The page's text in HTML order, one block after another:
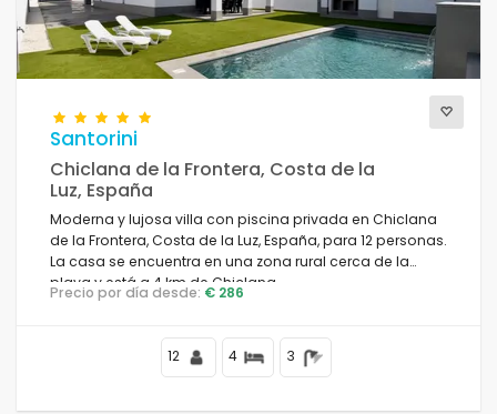
Santorini
Chiclana de la Frontera, Costa de la
Luz, España
Moderna y lujosa villa con piscina privada en Chiclana
de la Frontera, Costa de la Luz, España, para 12 personas.
La casa se encuentra en una zona rural cerca de la
playa y está a 4 km de Chiclana.
Precio por día desde: € 286
12 4 3